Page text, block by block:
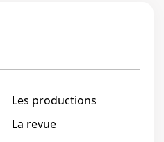
Les productions
La revue